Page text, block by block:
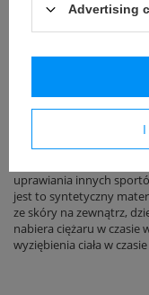
Koszulka nawiązuje
uprawiania innych
jest to syntetyczny
ze skóry na zewnątrz,
nabiera ciężaru w
wyziębienia ciała w
Advertising